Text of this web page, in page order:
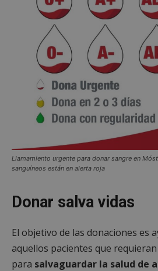
Llamamiento urgente para donar sangre en
sanguíneos están en alerta roja
Donar salva vidas
El objetivo de las donaciones es
aquellos pacientes que
para salvaguardar la salud de